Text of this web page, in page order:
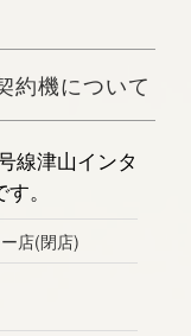
約機について
線津山インタ
。
店(閉店)